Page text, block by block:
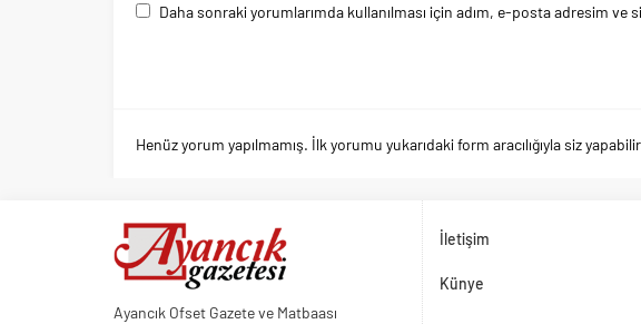
Daha sonraki yorumlarımda kullanılması için adım, e-posta adresim ve
Henüz yorum yapılmamış. İlk yorumu yukarıdaki form aracılığıyla siz
Ayancık Ofset Gazete ve Matbaası
İletişim
Künye